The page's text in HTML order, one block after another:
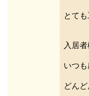
とて
入居
いつ
どん